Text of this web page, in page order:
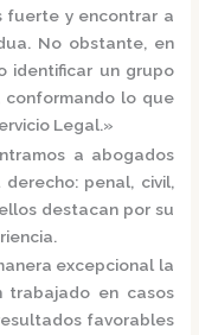
fuerte y encontrar a
No obstante, en
identificar un grupo
lo que
Legal.»
a abogados
penal, civil,
destacan por su
excepcional la
trabajado en casos
favorables